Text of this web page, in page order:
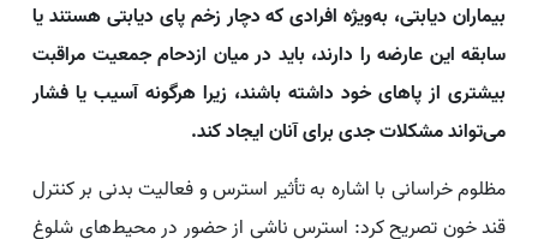
بیماران دیابتی، به‌ویژه افرادی که دچار زخم پای دیابتی هستند یا
سابقه این عارضه را دارند، باید در میان ازدحام جمعیت مراقبت
بیشتری از پاهای خود داشته باشند، زیرا هرگونه آسیب یا فشار
می‌تواند مشکلات جدی برای آنان ایجاد کند.
مظلوم خراسانی با اشاره به تأثیر استرس و فعالیت بدنی بر کنترل
قند خون تصریح کرد: استرس ناشی از حضور در محیط‌های شلوغ